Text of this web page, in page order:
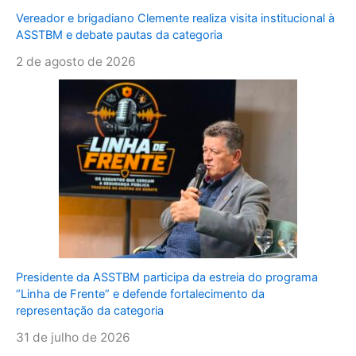
Vereador e brigadiano Clemente realiza visita institucional à
ASSTBM e debate pautas da categoria
2 de agosto de 2026
Presidente da ASSTBM participa da estreia do programa
“Linha de Frente” e defende fortalecimento da
representação da categoria
31 de julho de 2026